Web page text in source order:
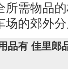
所需物品
场的郊外
品有 佳里郎